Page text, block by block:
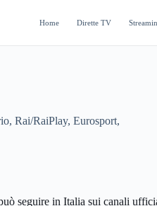
Home Dirette TV
Rai/RaiPlay, Eurosport,
seguire in Italia sui canali